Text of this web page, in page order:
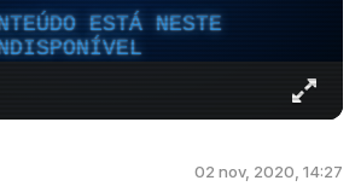
ESTÁ NESTE
02 nov, 2020, 14:27